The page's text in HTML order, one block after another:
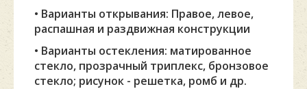
• Варианты открывания: Правое, левое,
распашная и раздвижная конструкции
• Варианты остекления: матированное
стекло, прозрачный триплекс, бронзовое
стекло; рисунок - решетка, ромб и др.